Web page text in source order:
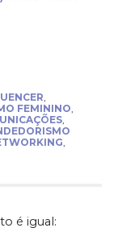
,
FEMININO,
,
,
é igual: